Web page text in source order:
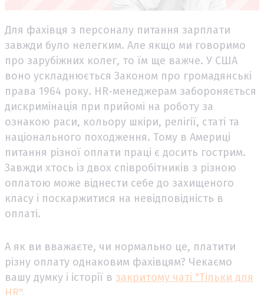
Для фахівця з персоналу питання зарплати
завжди було нелегким. Але якщо ми говоримо
про зарубіжних колег, то їм ще важче. У США
воно ускладнюється Законом про громадянські
права 1964 року. HR-менеджерам забороняється
дискримінація при прийомі на роботу за
ознакою раси, кольору шкіри, релігії, статі та
національного походження. Тому в Америці
питання різної оплати праці є досить гострим.
Завжди хтось із двох співробітників з різною
оплатою може віднести себе до захищеного
класу і поскаржитися на невідповідність в
оплаті.
А як ви вважаєте, чи нормально це, платити
різну оплату однаковим фахівцям? Чекаємо
вашу думку і історії в закритому чаті "Тільки для